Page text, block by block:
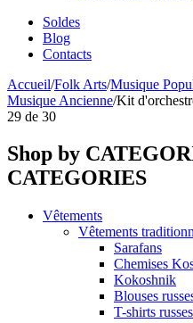
Soldes
Blog
Contacts
Accueil/Folk Arts/Musique
Musique Ancienne/Kit
29 de 30
Shop by
CATEGORIES
Vêtements
Vêtements
Sarafans
Chemises
Kokoshnik
Blouses
T-shirts russes